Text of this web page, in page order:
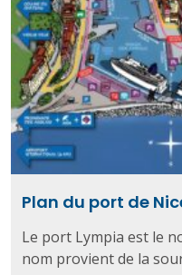
Plan du port de
Le port Lympia est le
nom provient de la